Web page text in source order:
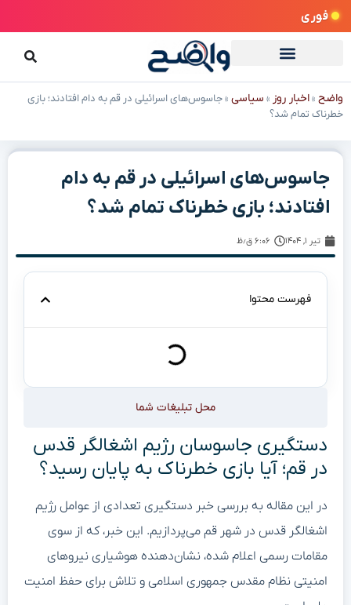
فوری
واضح »اخبار روز » سیاسی »جاسوس‌های اسرائیلی در قم به دام افتادند؛ بازی
خطرناک تمام شد؟
جاسوس‌های اسرائیلی در قم به دام
افتادند؛ بازی خطرناک تمام شد؟
تیر ۱, ۱۴۰۴ ۶:۰۶ ق٫ظ
فهرست محتوا
محل تبلیغات شما
دستگیری جاسوسان رژیم اشغالگر قدس
در قم؛ آیا بازی خطرناک به پایان رسید؟
در این مقاله به بررسی خبر دستگیری تعدادی از عوامل رژیم
اشغالگر قدس در شهر قم می‌پردازیم. این خبر، که از سوی
مقامات رسمی اعلام شده، نشان‌دهنده هوشیاری نیروهای
امنیتی نظام مقدس جمهوری اسلامی و تلاش برای حفظ امنیت